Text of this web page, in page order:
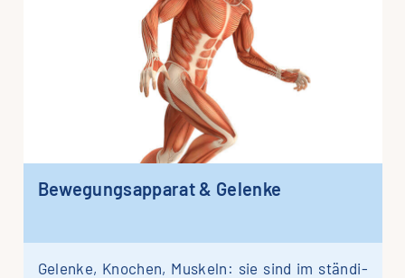
Bewe­gungs­ap­pa­rat & Gelenke
Gelen­ke, Kno­chen, Mus­keln: sie sind im stän­di­